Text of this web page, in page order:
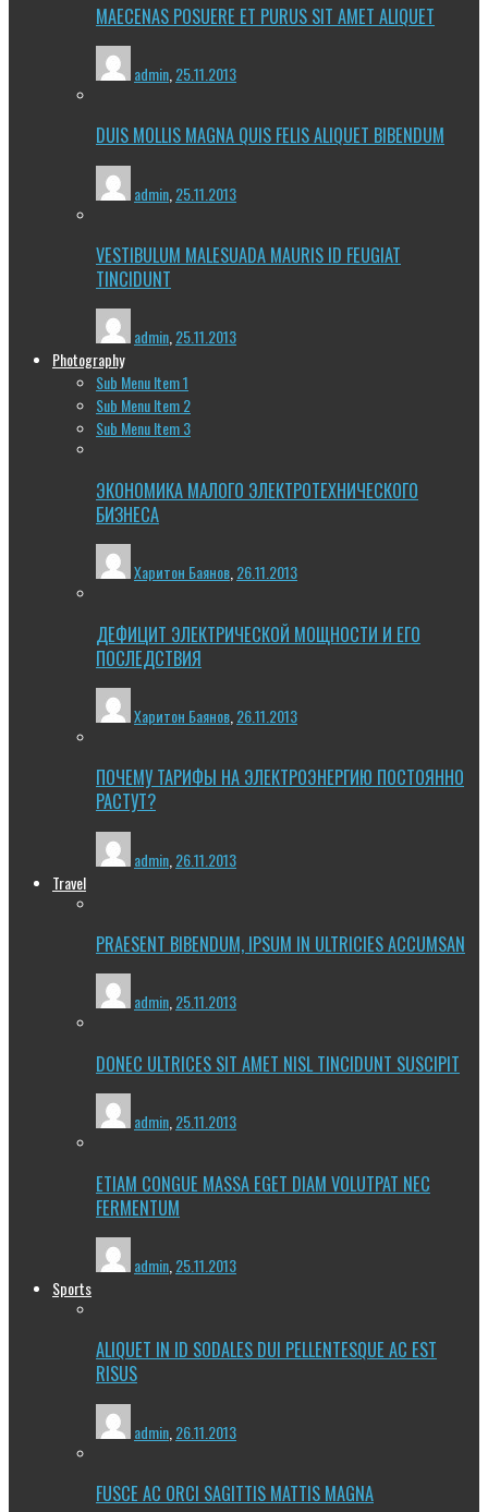
MAECENAS POSUERE ET PURUS SIT AMET ALIQUET
admin 25.11.2013
DUIS MOLLIS MAGNA QUIS FELIS ALIQUET BIBENDUM
admin 25.11.2013
VESTIBULUM MALESUADA MAURIS ID FEUGIAT
TINCIDUNT
admin,25.11.2013
Photography
Sub Menu Item 1
Sub Menu Item 2
Sub Menu Item 3
ЭКОНОМИКА МАЛОГО ЭЛЕКТРОТЕХНИЧЕСКОГО
БИЗНЕСА
Харитон Баянов 26.11.2013
ДЕФИЦИТ ЭЛЕКТРИЧЕСКОЙ МОЩНОСТИ И ЕГО
ПОСЛЕДСТВИЯ
Харитон Баянов 26.11.2013
ПОЧЕМУ ТАРИФЫ НА ЭЛЕКТРОЭНЕРГИЮ ПОСТОЯННО
РАСТУТ?
admin 26.11.2013
Travel
PRAESENT BIBENDUM, IPSUM IN ULTRICIES ACCUMSAN
admin,25.11.2013
DONEC ULTRICES SIT AMET NISL TINCIDUNT SUSCIPIT
admin 25.11.2013
ETIAM CONGUE MASSA EGET DIAM VOLUTPAT NEC
FERMENTUM
admin 25.11.2013
Sports
ALIQUET IN ID SODALES DUI PELLENTESQUE AC EST
RISUS
admin 26.11.2013
FUSCE AC ORCI SAGITTIS MATTIS MAGNA